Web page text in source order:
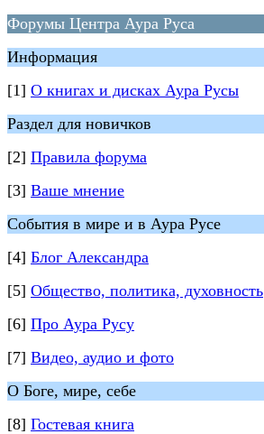
Форумы Центра Аура Руса
Информация
[1] О книгах и дисках Аура Русы
Раздел для новичков
[2] Правила форума
[3] Ваше мнение
События в мире и в Аура Русе
[4] Блог Александра
[5] Общество, политика, духовность
[6] Про Аура Русу
[7] Видео, аудио и фото
О Боге, мире, себе
[8] Гостевая книга